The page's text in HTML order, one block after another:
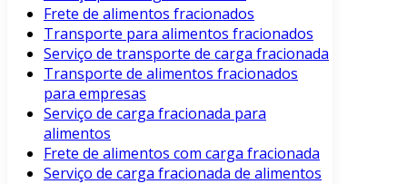
Frete de alimentos fracionados
Transporte para alimentos fracionados
Serviço de transporte de carga fracionada
Transporte de alimentos fracionados
para empresas
Serviço de carga fracionada para
alimentos
Frete de alimentos com carga fracionada
Serviço de carga fracionada de alimentos